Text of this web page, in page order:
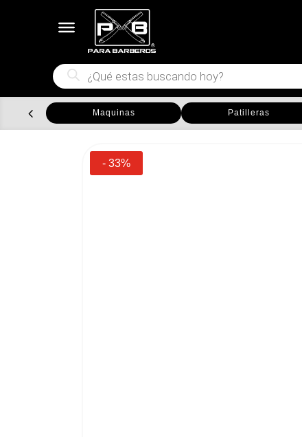
Búsqueda
de
productos
Maquinas Patilleras
- 33%